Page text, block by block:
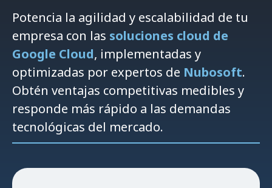
Potencia la agilidad y escalabilidad de tu
empresa con las soluciones cloud de
Google Cloud, implementadas y
optimizadas por expertos de Nubosoft.
Obtén ventajas competitivas medibles y
responde más rápido a las demandas
tecnológicas del mercado.